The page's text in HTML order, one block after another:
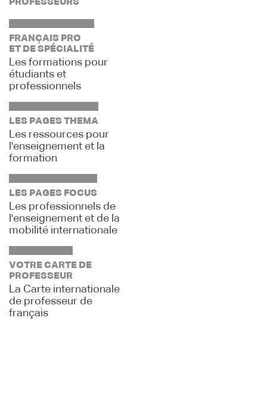
PROFESSEURS
FRANÇAIS PRO
ET DE SPÉCIALITÉ
Les formations pour
étudiants et
professionnels
LES PAGES THEMA
Les ressources pour
l'enseignement et la
formation
LES PAGES FOCUS
Les professionnels de
l'enseignement et de la
mobilité internationale
VOTRE CARTE DE
PROFESSEUR
La Carte internationale
de professeur de
français